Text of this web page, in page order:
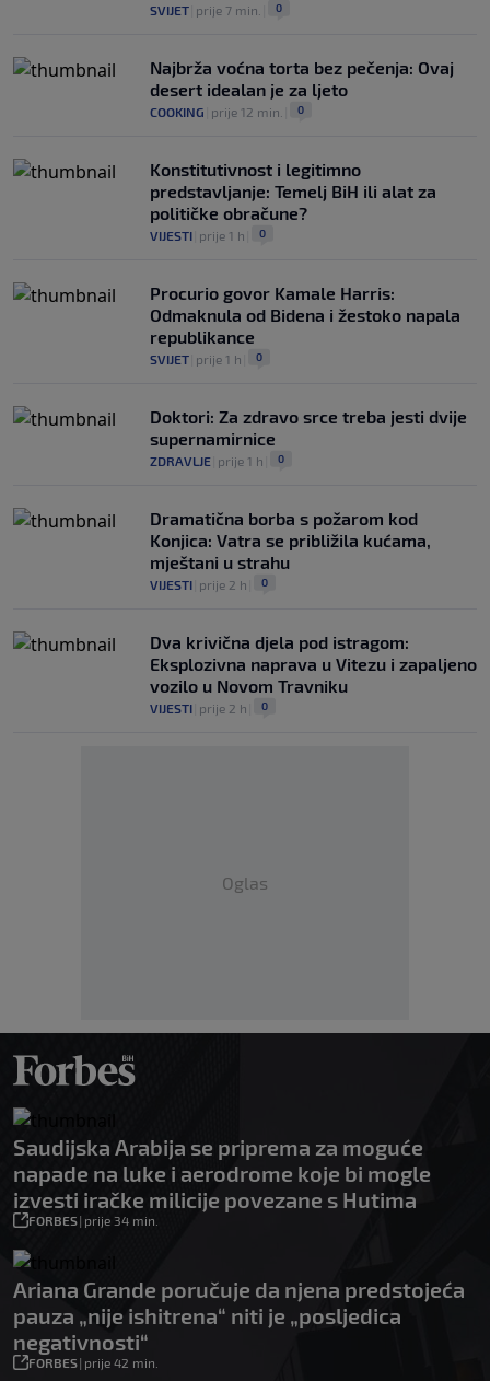
SVIJET prije 7 min. 0
Najbrža voćna torta bez pečenja: Ovaj
desert idealan je za ljeto
COOKING prije 12 min. 0
Konstitutivnost i legitimno
predstavljanje: Temelj BiH ili alat za
političke obračune?
VIJESTI prije 1 h 0
Procurio govor Kamale Harris:
Odmaknula od Bidena i žestoko napala
republikance
SVIJET prije 1 h 0
Doktori: Za zdravo srce treba jesti dvije
supernamirnice
ZDRAVLJE prije 1 h 0
Dramatična borba s požarom kod
Konjica: Vatra se približila kućama,
mještani u strahu
VIJESTI prije 2 h 0
Dva krivična djela pod istragom:
Eksplozivna naprava u Vitezu i zapaljeno
vozilo u Novom Travniku
VIJESTI prije 2 h 0
Oglas
Saudijska Arabija se priprema za moguće
napade na luke i aerodrome koje bi mogle
izvesti iračke milicije povezane s Hutima
FORBES| prije 34 min.
Ariana Grande poručuje da njena predstojeća
pauza „nije ishitrena“ niti je „posljedica
negativnosti“
FORBES| prije 42 min.